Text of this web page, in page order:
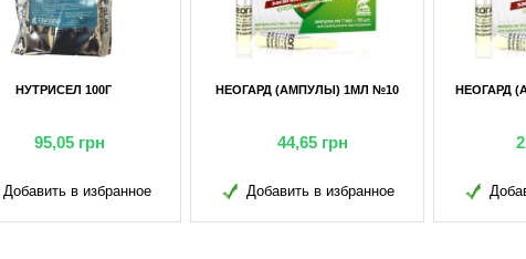
НУТРИСЕЛ 100Г
95,05 грн
Добавить в избранное
НЕОГАРД (АМПУЛЫ) 1МЛ №10
44,65 грн
Добавить в избранное
НЕОГАРД